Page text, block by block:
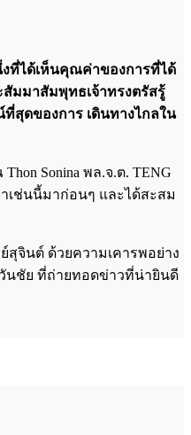
ที่ได้เห็นคุณค่าของการที่ได้
มมาสัมพุทธเจ้าทรงตรัสรู้
สุดของการ เดินทางไกลใน
Sonina พล.จ.ต. TENG
าเช่นนี้มาก่อนๆ และได้สะสม
จินต์ ด้วยความเคารพอย่าง
ชัย ที่ถ่ายทอดข่าวที่น่ายินดี